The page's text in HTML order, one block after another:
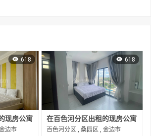
618
现房公寓
边市
618
在百色河分区出租的现房公寓
百色河分区 , 桑园区 , 金边市